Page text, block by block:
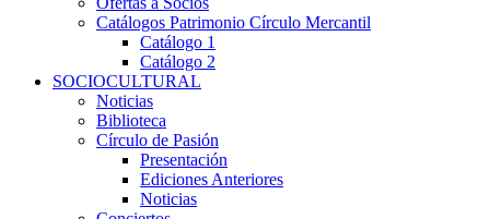
Catálogos Patrimonio Círculo Mercantil
Catálogo 1
Catálogo 2
SOCIOCULTURAL
Noticias
Biblioteca
Círculo de Pasión
Presentación
Ediciones Anteriores
Noticias